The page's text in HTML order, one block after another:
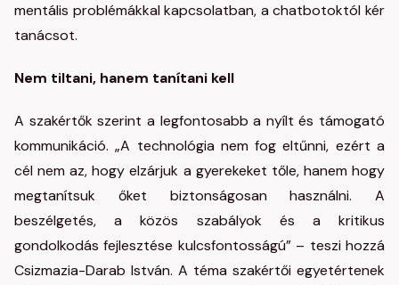
mentális problémákkal kapcsolatban, a chatbotoktól kér
tanácsot.
Nem tiltani, hanem tanítani kell
A szakértők szerint a legfontosabb a nyílt és támogató
kommunikáció. „A technológia nem fog eltűnni, ezért a
cél nem az, hogy elzárjuk a gyerekeket tőle, hanem hogy
megtanítsuk őket biztonságosan használni. A
beszélgetés, a közös szabályok és a kritikus
gondolkodás fejlesztése kulcsfontosságú” – teszi hozzá
Csizmazia-Darab István. A téma szakértői egyetértenek